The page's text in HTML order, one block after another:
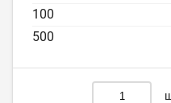
100
500